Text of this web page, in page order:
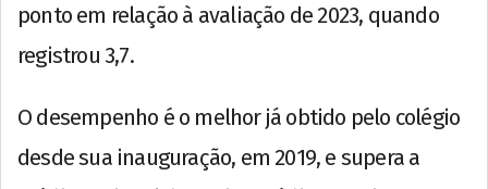
ponto em relação à avaliação de 2023, quando
registrou 3,7.
O desempenho é o melhor já obtido pelo colégio
desde sua inauguração, em 2019, e supera a